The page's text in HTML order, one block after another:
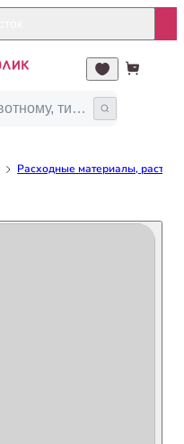
Расходные материалы,